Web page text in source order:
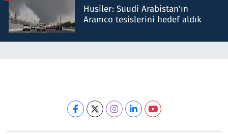
Husiler: Suudi Arabistan'ın
Aramco tesislerini hedef aldık